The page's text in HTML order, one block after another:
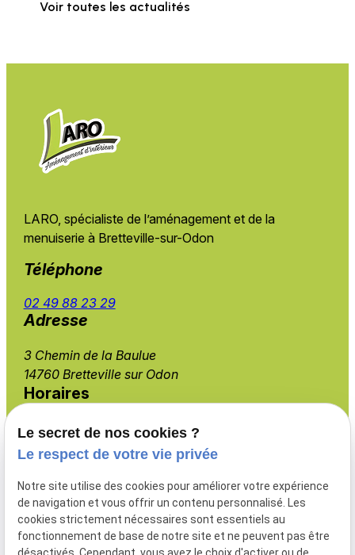
Voir toutes les actualités
LARO, spécialiste de l’aménagement et de la
menuiserie à Bretteville-sur-Odon
Téléphone
02 49 88 23 29
Adresse
3 Chemin de la Baulue
14760 Bretteville sur Odon
Horaires
Lundi - Vendredi
08:00 - 19:00
Menuiserie extérieure
Aménagement intérieur
Le secret de nos cookies ?
Le respect de votre vie privée
Notre site utilise des cookies pour améliorer votre expérience
de navigation et vous offrir un contenu personnalisé. Les
cookies strictement nécessaires sont essentiels au
fonctionnement de base de notre site et ne peuvent pas être